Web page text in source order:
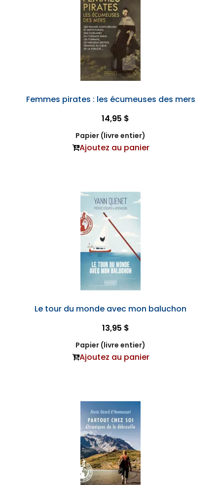
Femmes pirates : les écumeuses des mers
14,95 $
Papier (livre entier)
Ajoutez au panier
Le tour du monde avec mon baluchon
13,95 $
Papier (livre entier)
Ajoutez au panier